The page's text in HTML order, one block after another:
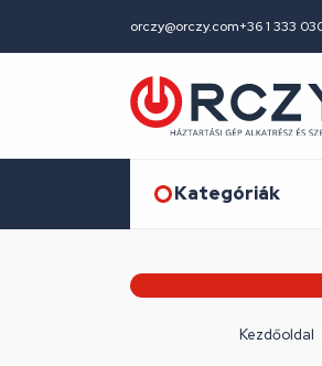
orczy@orczy.com+36 1 333
Kategóriák
Kezdőoldal